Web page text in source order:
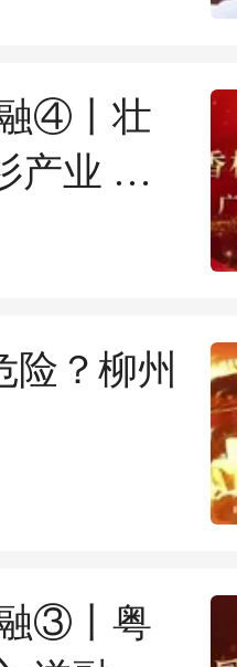
④丨壮
产业 智
险？柳州
③丨粤